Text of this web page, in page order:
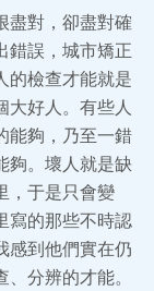
盡對，卻盡對確
錯誤，城市矯正
的檢查才能就是
大好人。有些人
能夠，乃至一錯
夠。壞人就是缺
，于是只會變
寫的那些不時認
感到他們實在仍
分辨的才能。